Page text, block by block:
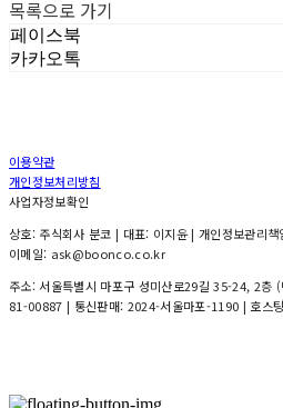
목록으로 가기
페이스북
카카오톡
이용약관
개인정보처리방침
사업자정보확인
상호: 주식회사 분코 | 대표: 이지윤 | 개인정보관리
이메일: ask@boonco.co.kr
주소: 서울특별시 마포구 성미산로29길 35-24, 2층
81-00887 | 통신판매: 2024-서울마포-1190 | 호스